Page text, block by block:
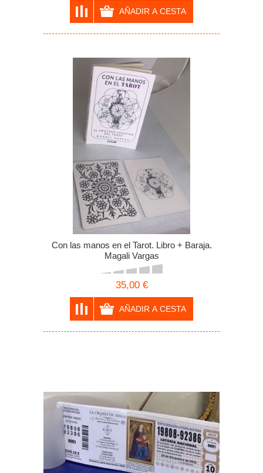
Con las manos en el Tarot. Libro + Baraja.
Magali Vargas
35,00 €